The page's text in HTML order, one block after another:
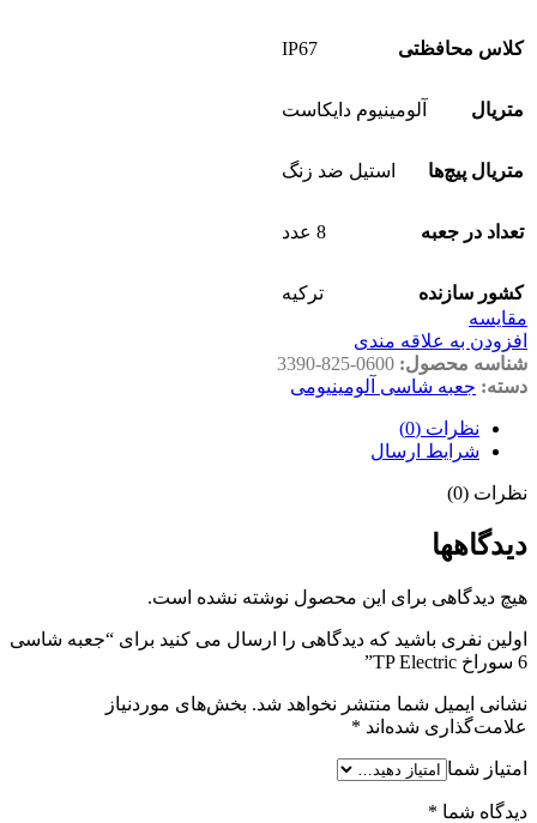
کلاس محافظتی IP67
متریال آلومینیوم دایکاست
متریال پیچ‌ها استیل ضد زنگ
تعداد در جعبه 8 عدد
کشور سازنده
ترکیه
مقايسه
افزودن به علاقه مندی
شناسه محصول: 3390-825-0600
دسته: جعبه شاسی آلومینیومی
نظرات (0)
شرایط ارسال
نظرات (0)
دیدگاهها
هیچ دیدگاهی برای این محصول نوشته نشده است.
اولین نفری باشید که دیدگاهی را ارسال می کنید برای “جعبه شاسی
6 سوراخ TP Electric”
نشانی ایمیل شما منتشر نخواهد شد. بخش‌های موردنیاز
علامت‌گذاری شده‌اند *
امتیاز شما
دیدگاه شما *